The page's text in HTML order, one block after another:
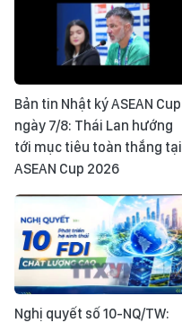
Bản tin Nhật ký ASEAN Cup
ngày 7/8: Thái Lan hướng
tới mục tiêu toàn thắng tại
ASEAN Cup 2026
Nghị quyết số 10-NQ/TW: